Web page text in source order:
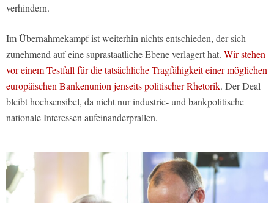
verhindern.
Im Übernahmekampf ist weiterhin nichts entschieden, der sich
zunehmend auf eine suprastaatliche Ebene verlagert hat. Wir stehen
vor einem Testfall für die tatsächliche Tragfähigkeit einer möglichen
europäischen Bankenunion jenseits politischer Rhetorik. Der Deal
bleibt hochsensibel, da nicht nur industrie- und bankpolitische
nationale Interessen aufeinanderprallen.